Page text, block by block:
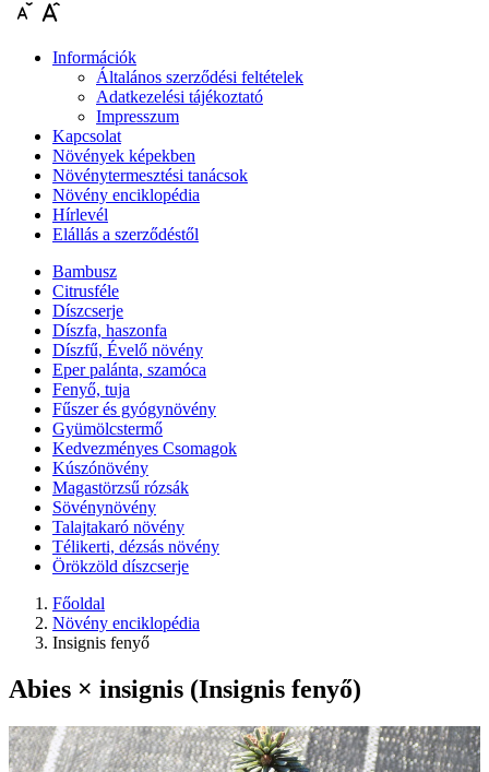
Információk
Általános szerződési feltételek
Adatkezelési tájékoztató
Impresszum
Kapcsolat
Növények képekben
Növénytermesztési tanácsok
Növény enciklopédia
Hírlevél
Elállás a szerződéstől
Bambusz
Citrusféle
Díszcserje
Díszfa, haszonfa
Díszfű, Évelő növény
Eper palánta, szamóca
Fenyő, tuja
Fűszer és gyógynövény
Gyümölcstermő
Kedvezményes Csomagok
Kúszónövény
Magastörzsű rózsák
Sövénynövény
Talajtakaró növény
Télikerti, dézsás növény
Örökzöld díszcserje
Főoldal
Növény enciklopédia
Insignis fenyő
Abies × insignis (Insignis fenyő)